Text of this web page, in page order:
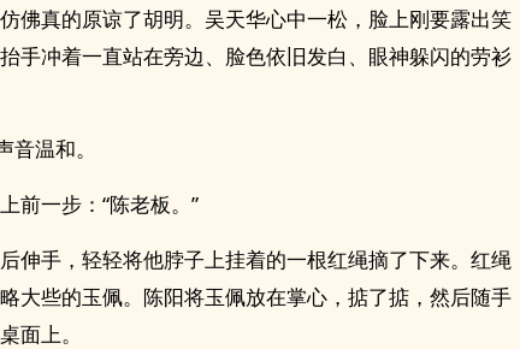
佛真的原谅了胡明。吴天华心中一松，脸上刚要露出笑
手冲着一直站在旁边、脸色依旧发白、眼神躲闪的劳衫
音温和。
前一步：“陈老板。”
伸手，轻轻将他脖子上挂着的一根红绳摘了下来。红绳
大些的玉佩。陈阳将玉佩放在掌心，掂了掂，然后随手
面上。